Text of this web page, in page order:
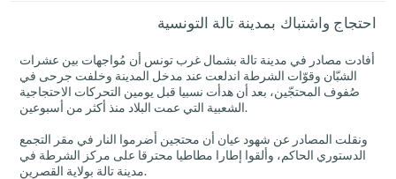
احتجاج واشتباك بمدينة تالة التونسية
أفادت مصادر في مدينة تالة بشمال غرب تونس أن مُواجهات بين عشرات
الشبّان وقوّات الشرطة اندلعت عند مدخل المدينة وخلفت جرحى في
صُفوف المحتجّين، بعد أن هدأت نسبيا قبل يومين التحركات الاحتجاجية
الشعبية التي عمت البلاد منذ أكثر من أسبوعين.
ونقلت المصادر عن شهود عيان أن محتجين أضرموا النار في مقر التجمع
الدستوري الحاكم، وألقوا إطارا مطاطيا محترقا على مركز الشرطة في
مدينة تالة بولاية القصرين.